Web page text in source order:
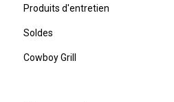
Produits d'entretien
Soldes
Cowboy Grill